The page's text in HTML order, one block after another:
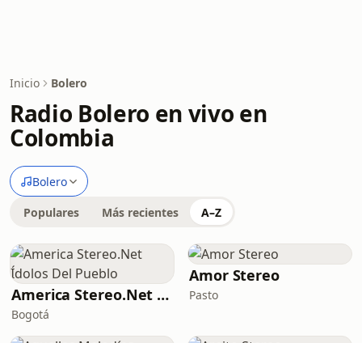
Inicio Bolero
Radio Bolero en vivo en
Colombia
Bolero
Populares Más recientes A–Z
America Stereo.Net Ídolos Del Pueblo
Bogotá
Amor Stereo
Pasto